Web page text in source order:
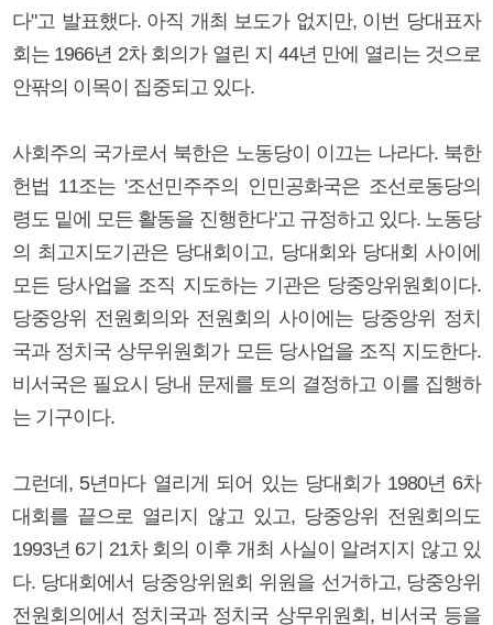
다"고 발표했다. 아직 개최 보도가 없지만, 이번 당대표자
회는 1966년 2차 회의가 열린 지 44년 만에 열리는 것으로
안팎의 이목이 집중되고 있다.
사회주의 국가로서 북한은 노동당이 이끄는 나라다. 북한
헌법 11조는 '조선민주주의 인민공화국은 조선로동당의
령도 밑에 모든 활동을 진행한다'고 규정하고 있다. 노동당
의 최고지도기관은 당대회이고, 당대회와 당대회 사이에
모든 당사업을 조직 지도하는 기관은 당중앙위원회이다.
당중앙위 전원회의와 전원회의 사이에는 당중앙위 정치
국과 정치국 상무위원회가 모든 당사업을 조직 지도한다.
비서국은 필요시 당내 문제를 토의 결정하고 이를 집행하
는 기구이다.
그런데, 5년마다 열리게 되어 있는 당대회가 1980년 6차
대회를 끝으로 열리지 않고 있고, 당중앙위 전원회의도
1993년 6기 21차 회의 이후 개최 사실이 알려지지 않고 있
다. 당대회에서 당중앙위원회 위원을 선거하고, 당중앙위
전원회의에서 정치국과 정치국 상무위원회, 비서국 등을